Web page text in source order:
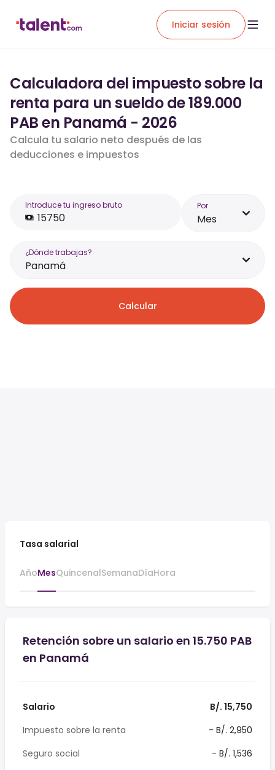
Iniciar sesión
Calculadora del impuesto sobre la
renta para un sueldo de 189.000
PAB en Panamá - 2026
Calcula tu salario neto después de las
deducciones e impuestos
Introduce tu ingreso bruto Por
Mes
¿Dónde trabajas?
Panamá
Calcular
Tasa salarial
AñoMesQuincenalSemanaDíaHora
Retención sobre un salario en 15.750 PAB
en Panamá
Salario
B/. 15,750
Impuesto sobre la renta
- B/. 2,950
Seguro social
- B/. 1,536